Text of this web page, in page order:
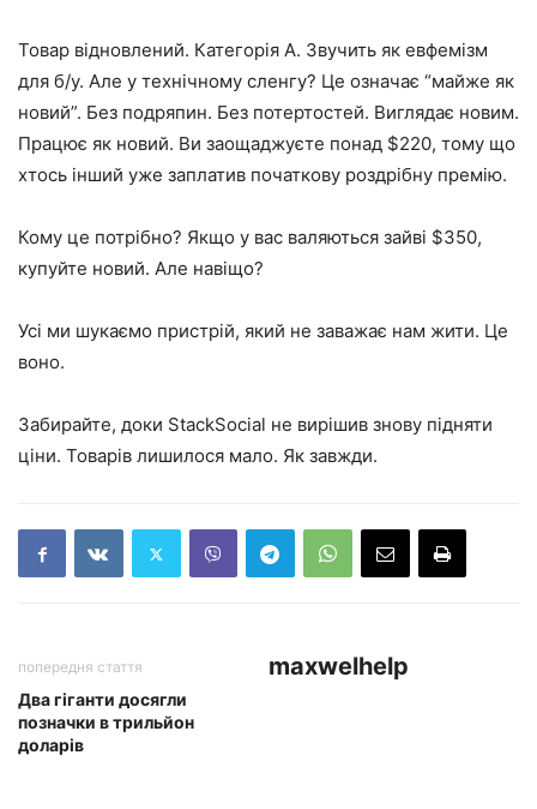
Товар відновлений. Категорія A. Звучить як евфемізм
для б/у. Але у технічному сленгу? Це означає “майже як
новий”. Без подряпин. Без потертостей. Виглядає новим.
Працює як новий. Ви заощаджуєте понад $220, тому що
хтось інший уже заплатив початкову роздрібну премію.
Кому це потрібно? Якщо у вас валяються зайві $350,
купуйте новий. Але навіщо?
Усі ми шукаємо пристрій, який не заважає нам жити. Це
воно.
Забирайте, доки StackSocial не вирішив знову підняти
ціни. Товарів лишилося мало. Як завжди.
попередня стаття
Два гіганти досягли
позначки в трильйон
доларів
maxwelhelp